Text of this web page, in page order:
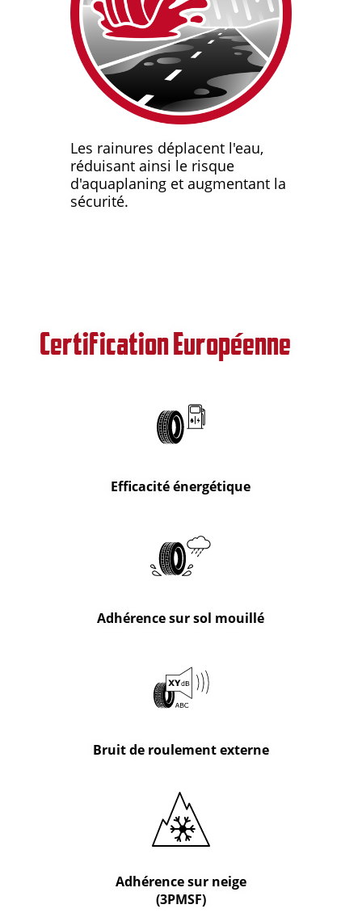
Les rainures déplacent l'eau,
réduisant ainsi le risque
d'aquaplaning et augmentant la
sécurité.
Certification Européenne
Efficacité énergétique
Adhérence sur sol mouillé
Bruit de roulement externe
Adhérence sur neige
(3PMSF)